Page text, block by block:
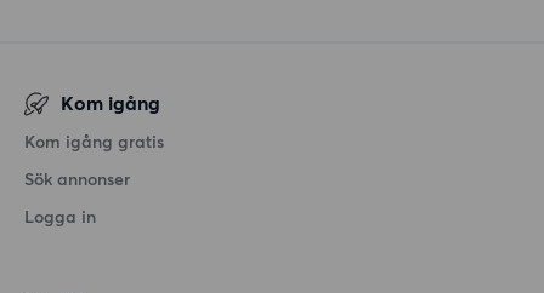
Kom igång
Kom igång gratis
Sök annonser
Logga in